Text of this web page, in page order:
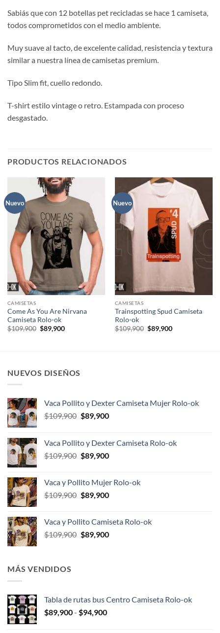
Sabiás que con 12 botellas pet recicladas se hace 1 camiseta,
todos comprometidos con el medio ambiente.
Muy suave al tacto, de excelente calidad, resistencia y textura
similar a nuestra línea de camisetas premium.
Tipo Slim fit, cuello redondo.
T-shirt estilo vintage o retro. Estampada con proceso
desgastado.
PRODUCTOS RELACIONADOS
Nuevo
CAMISETAS
Come As You Are Nirvana
Camiseta Rolo-ok
$109,900 El
precio
$89,900El
Nuevo
CAMISETAS
Trainspotting Spud Camiseta
Rolo-ok
$109,900 El
precio
$89,900El
NUEVOS DISEÑOS
Vaca Pollito y Dexter Camiseta Mujer Rolo-ok
$109,900 El
era:
$109,900.
$89,900El
es:
$89,900.
Vaca Pollito y Dexter Camiseta Rolo-ok
$109,900 El
era:
$109,900.
$89,900El
es:
$89,900.
Vaca y Pollito Mujer Rolo-ok
$109,900 El
era:
$109,900.
$89,900El
es:
$89,900.
Vaca y Pollito Camiseta Rolo-ok
$109,900 El
$89,900El
MÁS VENDIDOS
Tabla de rutas bus Centro Camiseta Rolo-ok
$89,900- $94,900Rango